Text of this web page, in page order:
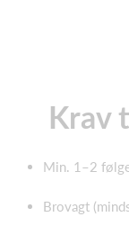
Krav
Min. 1–2
Brovagt